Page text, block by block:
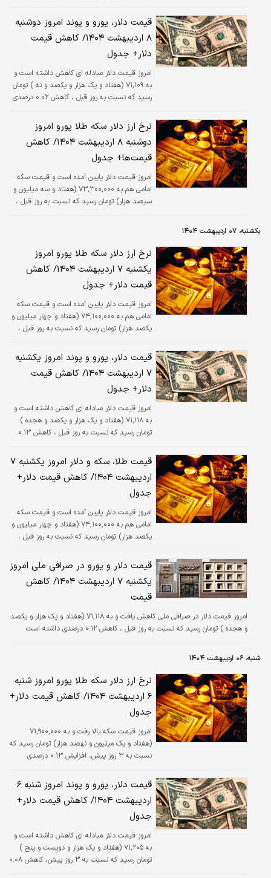
قیمت دلار، یورو و پوند امروز دوشنبه
۸ اردیبهشت ۱۴۰۴/ کاهش قیمت
دلار+ جدول
امروز قیمت دلار مبادله ای کاهش داشته است و
به ۷۱,۱۰۹ (هفتاد و یک هزار و یکصد و نه ) تومان
رسید که نسبت به روز قبل ، کاهش ۰.۰۲ درصدی
نرخ ارز دلار سکه طلا یورو امروز
دوشنبه ۸ اردیبهشت ۱۴۰۴/ کاهش
قیمت‌ها+ جدول
امروز قیمت دلار پایین آمده است و قیمت سکه
امامی هم به ۷۳,۳۰۰,۰۰۰ (هفتاد و سه میلیون و
سیصد هزار) تومان رسید که نسبت به روز قبل ،
یکشنبه، ۰۷ اردیبهشت ۱۴۰۴
نرخ ارز دلار سکه طلا یورو امروز
یکشنبه ۷ اردیبهشت ۱۴۰۴/ کاهش
قیمت دلار+ جدول
امروز قیمت دلار پایین آمده است و قیمت سکه
امامی هم به ۷۴,۱۰۰,۰۰۰ (هفتاد و چهار میلیون و
یکصد هزار) تومان رسید که نسبت به روز قبل ،
قیمت دلار، یورو و پوند امروز یکشنبه
۷ اردیبهشت ۱۴۰۴/ کاهش قیمت
دلار+ جدول
امروز قیمت دلار مبادله ای کاهش داشته است و
به ۷۱,۱۱۸ (هفتاد و یک هزار و یکصد و هجده )
تومان رسید که نسبت به روز قبل ، کاهش ۰.۱۳
قیمت طلا، سکه و دلار امروز یکشنبه ۷
اردیبهشت ۱۴۰۴/ کاهش قیمت دلار+
جدول
امروز قیمت دلار پایین آمده است و قیمت سکه
امامی هم به ۷۴,۱۰۰,۰۰۰ (هفتاد و چهار میلیون و
یکصد هزار) تومان رسید که نسبت به روز قبل ،
قیمت دلار و یورو در صرافی ملی امروز
یکشنبه ۷ اردیبهشت ۱۴۰۴/ کاهش
قیمت
امروز قیمت دلار در صرافی ملی کاهش یافت و به ۷۱,۱۱۸ (هفتاد و یک هزار و یکصد
و هجده ) تومان رسید که نسبت به روز قبل ، کاهش ۰.۱۲ درصدی داشته است.
شنبه، ۰۶ اردیبهشت ۱۴۰۴
نرخ ارز دلار سکه طلا یورو امروز شنبه
۶ اردیبهشت ۱۴۰۴/ کاهش قیمت دلار+
جدول
امروز قیمت سکه بالا رفت و به ۷۱,۹۰۰,۰۰۰
(هفتاد و یک میلیون و نهصد هزار) تومان رسید که
نسبت به ۳ روز پیش، افزایش ۰.۱۳ درصدی
قیمت دلار، یورو و پوند امروز شنبه ۶
اردیبهشت ۱۴۰۴/ کاهش قیمت دلار+
جدول
امروز قیمت دلار مبادله ای کاهش داشته است و
به ۷۱,۲۰۵ (هفتاد و یک هزار و دویست و پنج )
تومان رسید که نسبت به ۳ روز پیش، کاهش ۰.۰۸